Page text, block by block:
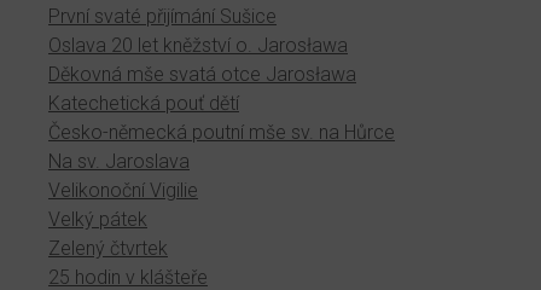
První svaté přijímání Sušice
Oslava 20 let kněžství o. Jarosława
Děkovná mše svatá otce Jarosława
Katechetická pouť dětí
Česko-německá poutní mše sv. na Hůrce
Na sv. Jaroslava
Velikonoční Vigilie
Velký pátek
Zelený čtvrtek
25 hodin v klášteře